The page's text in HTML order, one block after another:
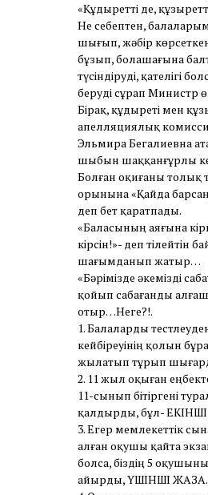
«Құдыретті де,
Не себептен,
шығып, жәбір
бұзып, болашағына
түсіндіруді, қателігі
беруді сұрап Министр
Бірақ, құдыреті мен
апелляциялық
Эльмира Бегалиевна
шыбын шаққанғұрлы
Болған оқиғаны толық
орынына «Қайда
деп бет қаратпады.
«Баласының аяғына
кірсін!»- деп тілейтін
шағымданып жатыр…
«Бәрімізде әкемізді
қойып сабағанды алғаш
отыр…Неге?!.
1. Балаларды
кейбіреуінің қолын
жылатып тұрып
2. 11 жыл оқыған
11-сынып бітіргені
қалдырды, бұл-
3. Егер мемлекеттік
алған оқушы қайта
болса, біздің 5
айырды, ҮШІНШІ ЖАЗА.